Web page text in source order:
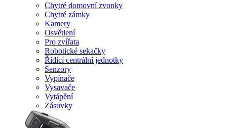
Chytré domovní zvonky
Chytré zámky
Kamery
Osvětlení
Pro zvířata
Robotické sekačky
Řídící centrální jednotky
Senzory
Vypínače
Vysavače
Vytápění
Zásuvky